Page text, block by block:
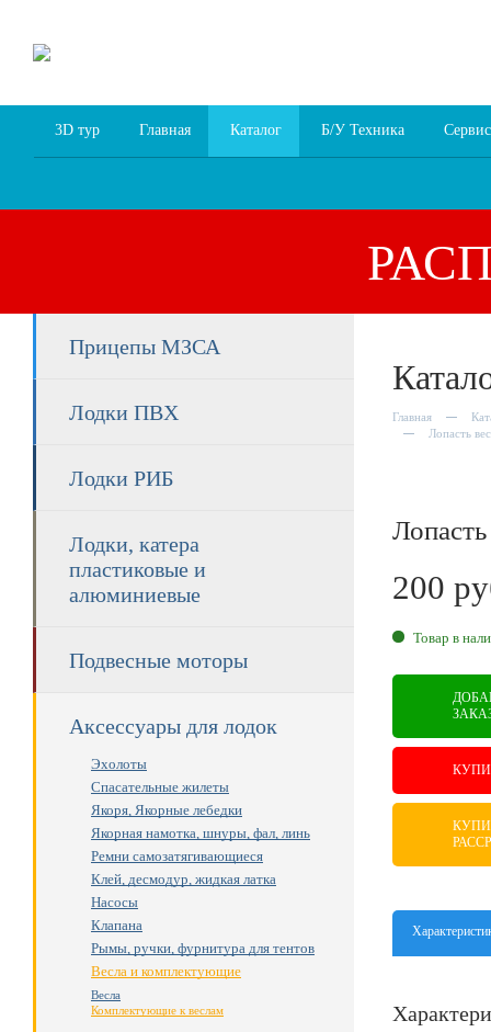
3D тур Главная Каталог Б/У Техника Сервис
Прицепы МЗСА
Лодки ПВХ
Лодки РИБ
Лодки, катера
пластиковые и
алюминиевые
Подвесные моторы
Аксессуары для лодок
Эхолоты
Спасательные жилеты
Якоря, Якорные лебедки
Якорная намотка, шнуры, фал, линь
Ремни самозатягивающиеся
Клей, десмодур, жидкая латка
Насосы
Клапана
Рымы, ручки, фурнитура для тентов
Весла и комплектующие
Весла
Комплектующие к веслам
Главная
Лопасть
200
RUB
Товар в